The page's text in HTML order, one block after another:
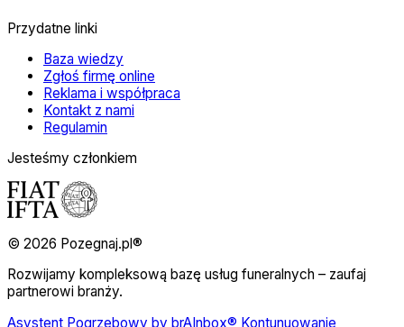
Przydatne linki
Baza wiedzy
Zgłoś firmę online
Reklama i współpraca
Kontakt z nami
Regulamin
Jesteśmy członkiem
© 2026 Pozegnaj.pl®
Rozwijamy kompleksową bazę usług funeralnych – zaufaj
partnerowi branży.
Asystent Pogrzebowy by brAInbox® Kontunuowanie